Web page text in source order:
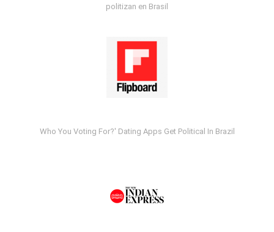
politizan en Brasil
Who You Voting For?' Dating Apps Get Political In Brazil